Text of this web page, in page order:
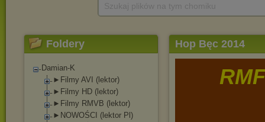
Foldery
Damian-K
►Filmy AVI (lektor)
►Filmy HD (lektor)
►Filmy RMVB (lektor)
►NOWOŚCI (lektor Pl)
Hop Bęc 2014